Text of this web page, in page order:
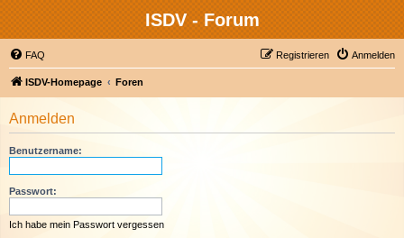
ISDV - Forum
FAQ Anmelden
Registrieren
ISDV-Homepage Foren
Anmelden
Benutzername:
Passwort:
Ich habe mein Passwort vergessen